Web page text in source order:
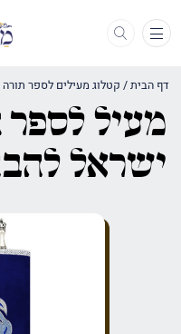
תפריט
דף הבית/ קטלוג מעילים לספר תורה
מעיל
ישראל